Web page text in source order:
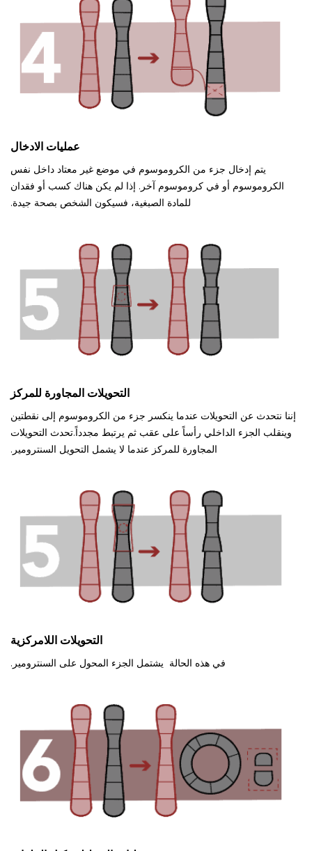
عمليات الادخال
يتم إدخال جزء من الكروموسوم في موضع غير معتاد داخل نفس
الكروموسوم أو في كروموسوم آخر. إذا لم يكن هناك كسب أو فقدان
للمادة الصبغية، فسيكون الشخص بصحة جيدة.
التحويلات المجاورة للمركز
إننا نتحدث عن التحويلات عندما ينكسر جزء من الكروموسوم إلى نقطتين
وينقلب الجزء الداخلي رأساً على عقب ثم يرتبط مجدداً.تحدث التحويلات
المجاورة للمركز عندما لا يشمل التحويل السنترومير.
التحويلات اللامركزية
في هذه الحالة يشتمل الجزء المحول على السنترومير.